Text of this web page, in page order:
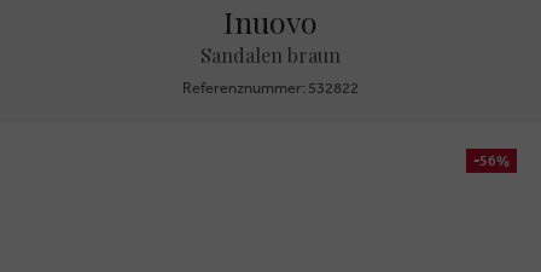
Inuovo
Sandalen braun
Referenznummer: 532822
-56%